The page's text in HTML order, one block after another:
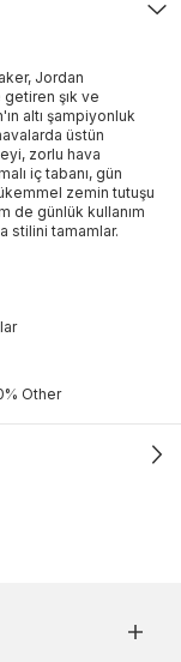
Jordan
getiren şık ve
altı şampiyonluk
üstün
zorlu hava
iç tabanı, gün
zemin tutuşu
de günlük kullanım
stilini tamamlar.
Other